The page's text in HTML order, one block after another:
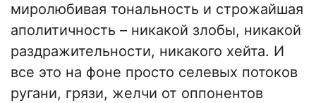
миролюбивая тональность и строжайшая
аполитичность – никакой злобы, никакой
раздражительности, никакого хейта. И
все это на фоне просто селевых потоков
ругани, грязи, желчи от оппонентов